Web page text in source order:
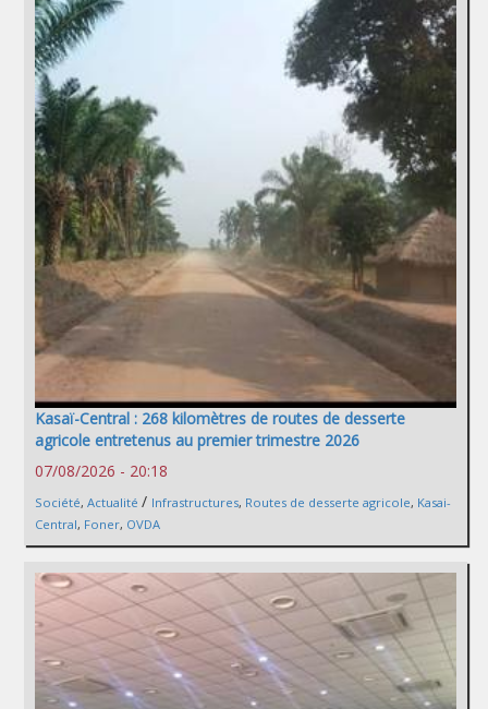
Kasaï-Central : 268 kilomètres de routes de desserte
agricole entretenus au premier trimestre 2026
07/08/2026 - 20:18
Société, Actualité / Infrastructures, Routes de desserte agricole, Kasai-
Central, Foner, OVDA